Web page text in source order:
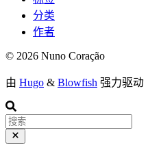
分类
作者
© 2026 Nuno Coração
由 Hugo & Blowfish 强力驱动